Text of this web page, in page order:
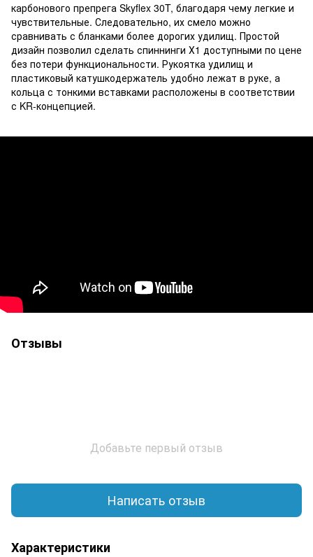
карбонового препрега Skyflex 30T, благодаря чему легкие и
чувствительные. Следовательно, их смело можно
сравнивать с бланками более дорогих удилищ. Простой
дизайн позволил сделать спиннинги Х1 доступными по цене
без потери функциональности. Рукоятка удилищ и
пластиковый катушкодержатель удобно лежат в руке, а
кольца с тонкими вставками расположены в соответствии
с KR-концепцией.
Отзывы
Добавьте первый отзыв
Написать отзыв
Характеристики